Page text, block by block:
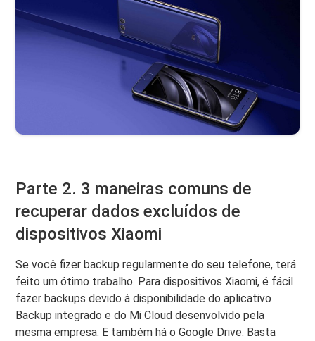
Parte 2. 3 maneiras comuns de
recuperar dados excluídos de
dispositivos Xiaomi
Se você fizer backup regularmente do seu telefone, terá
feito um ótimo trabalho. Para dispositivos Xiaomi, é fácil
fazer backups devido à disponibilidade do aplicativo
Backup integrado e do Mi Cloud desenvolvido pela
mesma empresa. E também há o Google Drive. Basta